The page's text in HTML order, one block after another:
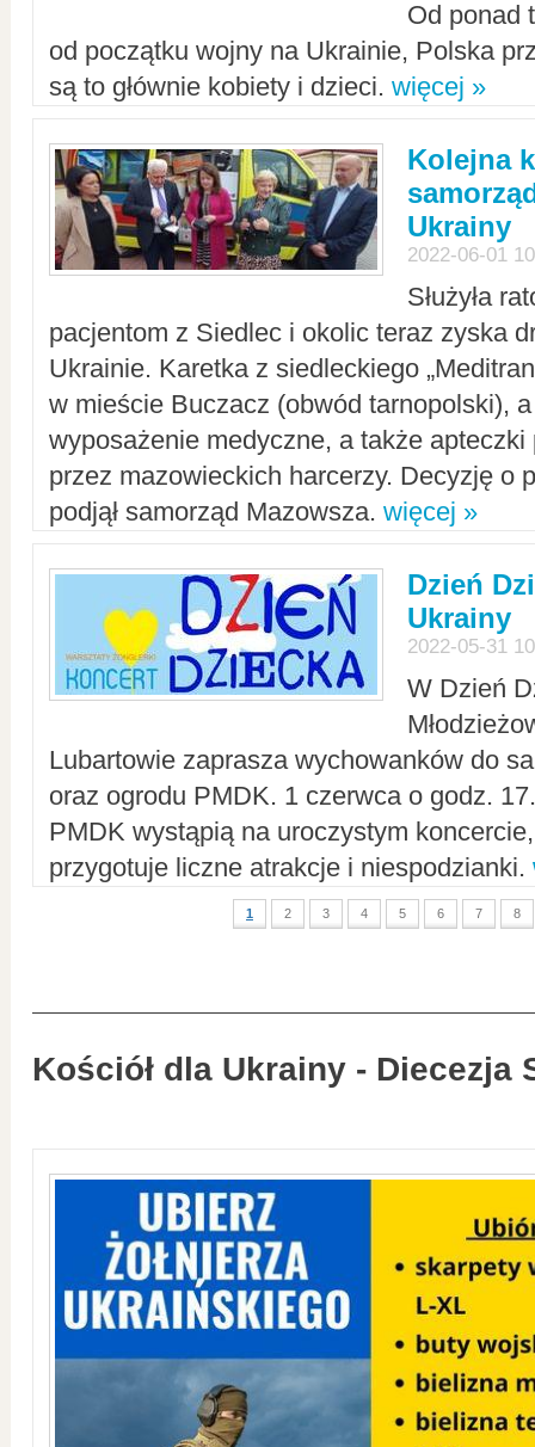
Od ponad
od początku wojny na Ukrainie, Polska
są to głównie kobiety i dzieci. więcej »
Kolejna
Ukrainy
2022-06-01
Służyła
pacjentom z Siedlec i okolic teraz zyska
Ukrainie. Karetka z siedleckiego
w mieście Buczacz (obwód tarnopolski),
wyposażenie medyczne, a także apteczki
przez mazowieckich harcerzy. Decyzję o
podjął samorząd Mazowsza. więcej »
Dzień
Ukrainy
2022-05-31
W Dzień
Lubartowie zaprasza wychowanków do
oraz ogrodu PMDK. 1 czerwca o godz.
PMDK wystąpią na uroczystym
przygotuje liczne atrakcje i niespodzianki.
1 2 3 4 5 6 7 8
Kościół dla Ukrainy - Diecezja